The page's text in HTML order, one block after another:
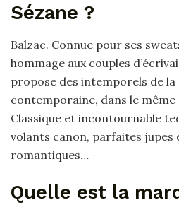
Sézane ?
Balzac. Connue pour ses
hommage aux couples
propose des intemporels de la
contemporaine, dans le
Classique et incontournable
volants canon, parfaites jupes
romantiques…
Quelle est la